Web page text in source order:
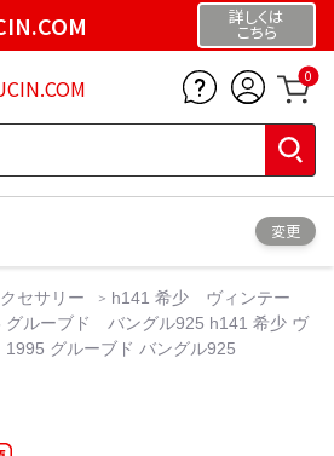
詳しくは
こちら
0
変更
セサリー
h141 希少 ヴィンテー
ルーブド バングル925 h141 希少 ヴ
1995 グルーブド バングル925